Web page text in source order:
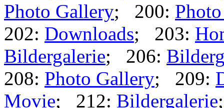
Photo Gallery; 200:
202: Downloads; 203:
Bildergalerie; 206:
208: Photo Gallery; 209:
Movie; 212: Bildergalerie